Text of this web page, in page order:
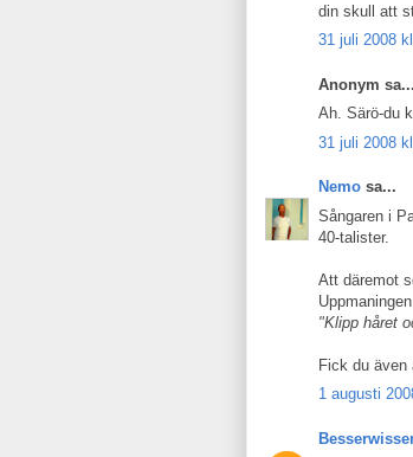
din skull att
31 juli 2008
Anonym sa...
Ah. Särö-du
31 juli 2008
Nemo sa...
Sångaren i
40-talister.
Att däremot
Uppmaningen
"Klipp håret
Fick du även
1 augusti